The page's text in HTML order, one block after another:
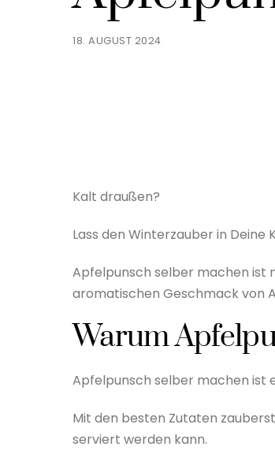
18. AUGUST 2024
Kalt draußen?
Lass den Winterzauber in Deine
Apfelpunsch selber machen ist
aromatischen Geschmack von
Warum
Apfelpunsch selber machen ist
Mit den besten Zutaten
serviert werden kann.